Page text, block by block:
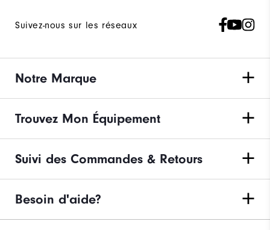
Suivez-nous sur les réseaux
Notre Marque
Trouvez Mon Équipement
Suivi des Commandes & Retours
Besoin d'aide?